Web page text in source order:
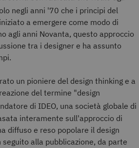
negli anni '70 che i principi del
a emergere come modo di
agli anni Novanta, questo approccio
tra i designer e ha assunto
un pioniere del design thinking e a
del termine "design
di IDEO, una società globale di
interamente sull'approccio di
diffuso e reso popolare il design
alla pubblicazione, da parte